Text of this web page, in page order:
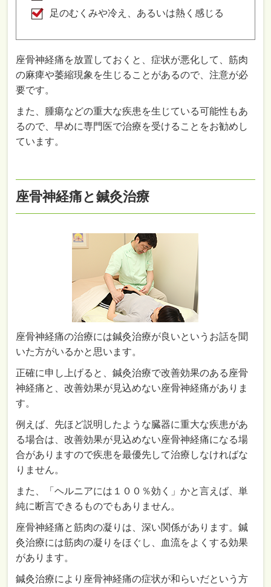
足のむくみや冷え、あるいは熱く感じる
座骨神経痛を放置しておくと、症状が悪化して、筋肉
の麻痺や萎縮現象を生じることがあるので、注意が必
要です。
また、腫瘍などの重大な疾患を生じている可能性もあ
るので、早めに専門医で治療を受けることをお勧めし
ています。
座骨神経痛と鍼灸治療
座骨神経痛の治療には鍼灸治療が良いというお話を聞
いた方がいるかと思います。
正確に申し上げると、鍼灸治療で改善効果のある座骨
神経痛と、改善効果が見込めない座骨神経痛がありま
す。
例えば、先ほど説明したような臓器に重大な疾患があ
る場合は、改善効果が見込めない座骨神経痛になる場
合がありますので疾患を最優先して治療しなければな
りません。
また、「ヘルニアには１００％効く」かと言えば、単
純に断言できるものでもありません。
座骨神経痛と筋肉の凝りは、深い関係があります。鍼
灸治療には筋肉の凝りをほぐし、血流をよくする効果
があります。
鍼灸治療により座骨神経痛の症状が和らいだという方